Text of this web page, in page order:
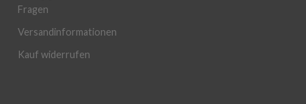
Fragen
Versandinformationen
Kauf widerrufen